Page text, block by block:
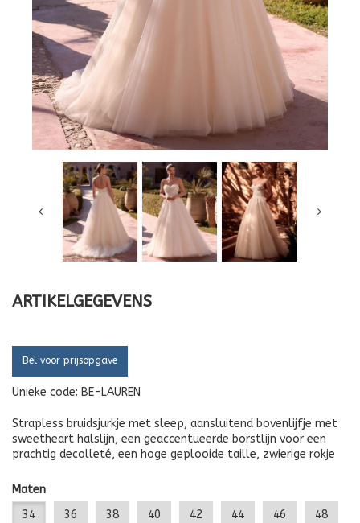
ARTIKELGEGEVENS
Bel voor prijsopgave
Unieke code: BE-LAUREN
Strapless bruidsjurkje met sleep, aansluitend bovenlijfje met
sweetheart halslijn, een geaccentueerde borstlijn voor een
prachtig decolleté, een hoge geplooide taille, zwierige rokje
Maten
34
36 38 40 42 44 46 48